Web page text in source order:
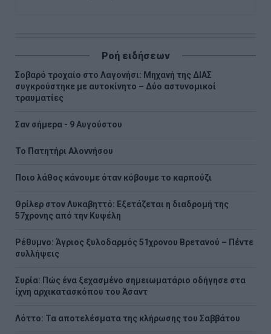
Ροή ειδήσεων
Σοβαρό τροχαίο στο Λαγονήσι: Μηχανή της ΔΙΑΣ
συγκρούστηκε με αυτοκίνητο – Δύο αστυνομικοί
τραυματίες
Σαν σήμερα - 9 Αυγούστου
Το Πατητήρι Αλοννήσου
Ποιο λάθος κάνουμε όταν κόβουμε το καρπούζι
Θρίλερ στον Λυκαβηττό: Εξετάζεται η διαδρομή της
57χρονης από την Κυψέλη
Ρέθυμνο: Άγριος ξυλοδαρμός 51χρονου Βρετανού – Πέντε
συλλήψεις
Συρία: Πώς ένα ξεχασμένο σημειωματάριο οδήγησε στα
ίχνη αρχικατασκόπου του Άσαντ
Λόττο: Τα αποτελέσματα της κλήρωσης του Σαββάτου